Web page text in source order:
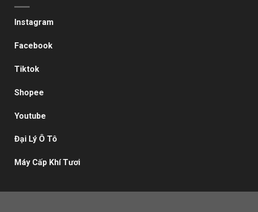
Instagram
Facebook
Tiktok
Shopee
Youtube
Đại Lý Ô Tô
Máy Cấp Khí Tươi